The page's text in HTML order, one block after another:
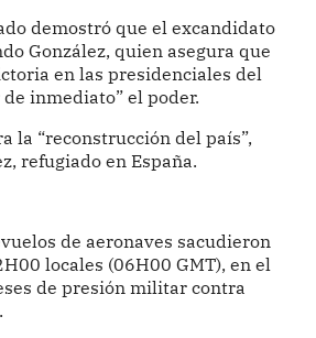
demostró que el excandidato
González, quien asegura que
en las presidenciales del
inmediato” el poder.
la “reconstrucción del país”,
refugiado en España.
de aeronaves sacudieron
locales (06H00 GMT), en el
de presión militar contra